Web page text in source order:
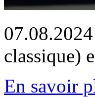
07.08.2024
classique)
En savoir